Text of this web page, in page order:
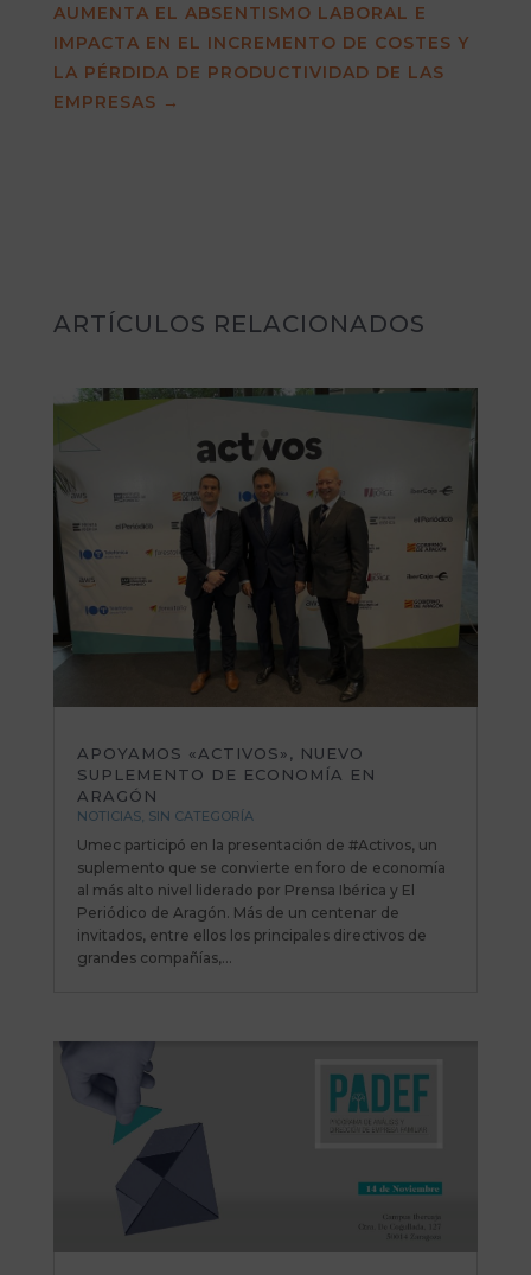
AUMENTA EL ABSENTISMO LABORAL E
IMPACTA EN EL INCREMENTO DE COSTES Y
LA PÉRDIDA DE PRODUCTIVIDAD DE LAS
EMPRESAS →
ARTÍCULOS RELACIONADOS
APOYAMOS «ACTIVOS», NUEVO
SUPLEMENTO DE ECONOMÍA EN
ARAGÓN
NOTICIAS, SIN CATEGORÍA
Umec participó en la presentación de #Activos, un
suplemento que se convierte en foro de economía
al más alto nivel liderado por Prensa Ibérica y El
Periódico de Aragón. Más de un centenar de
invitados, entre ellos los principales directivos de
grandes compañías,...